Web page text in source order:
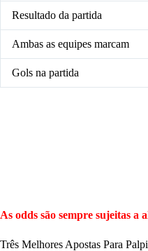
Resultado da partida
Ambas as equipes marcam
Gols na partida
As odds são sempre sujeitas a
Três Melhores Apostas Para